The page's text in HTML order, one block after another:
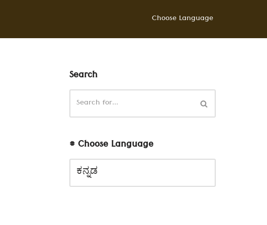
Choose Language
Search
# Choose Language